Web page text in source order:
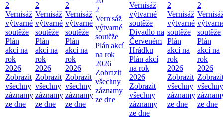
2
Vernisáž
výtvarné
soutěže
Plán
akcí na
rok
2026
Zobrazit
všechny
záznamy
ze dne
2
Vernisáž
výtvarné
soutěže
Plán
akcí na
rok
2026
Zobrazit
všechny
záznamy
ze dne
2
Vernisáž
výtvarné
soutěže
Plán
akcí na
rok
2026
Zobrazit
všechny
záznamy
ze dne
2
Vernisáž
výtvarné
soutěže
Plán akcí
na rok
2026
Zobrazit
všechny
záznamy
ze dne
Vernisáž
výtvarné
soutěže
Divadlo na
Červeném
Hrádku
Plán akcí
na rok
2026
Zobrazit
všechny
záznamy
ze dne
2
Vernisáž
výtvarné
soutěže
Plán
akcí na
rok
2026
Zobrazit
všechny
záznamy
ze dne
2
soutěže
Plán
akcí na
rok
2026
Zobrazit
všechny
ze dne